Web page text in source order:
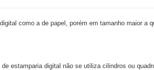
como a de papel, porém em tamanho maior
estamparia digital não se utiliza cilindros ou